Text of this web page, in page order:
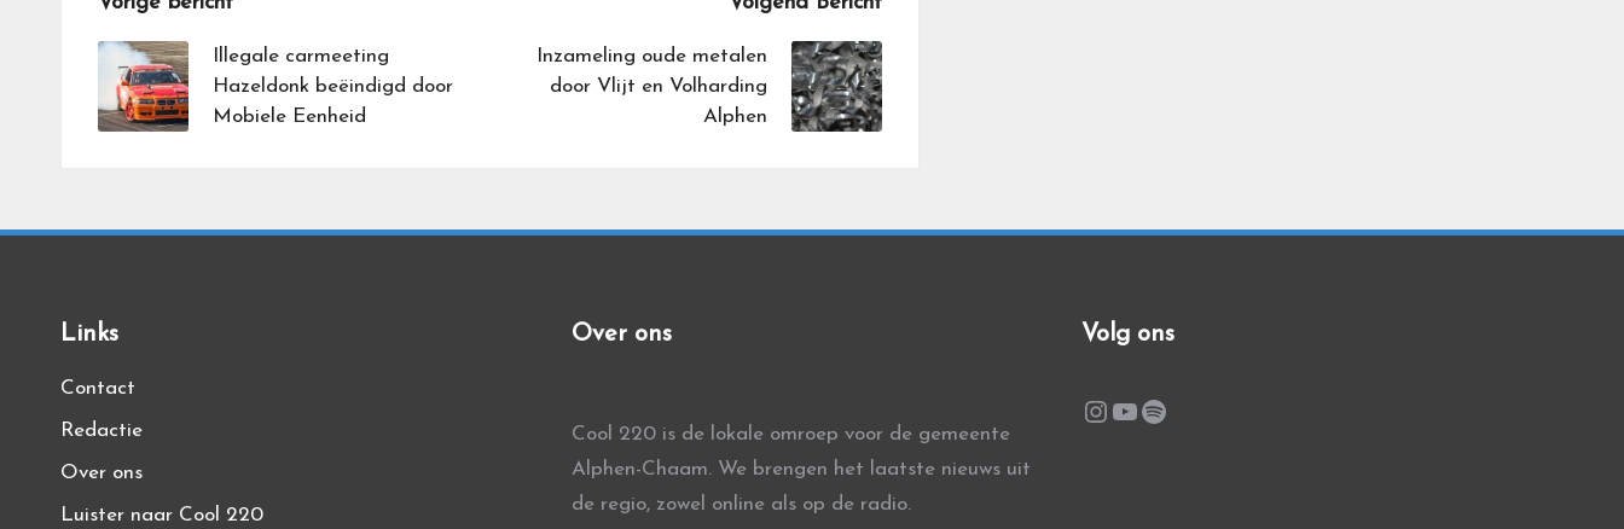
Bericht
navigatieIllegale carmeeting
Hazeldonk beëindigd door
Mobiele Eenheid
Inzameling oude metalen
door Vlijt en Volharding
Alphen
Links
Contact
Redactie
Over ons
Luister naar Cool 220
Over ons
Cool 220 is de lokale omroep voor de gemeente
Alphen-Chaam. We brengen het laatste nieuws uit
de regio, zowel online als op de radio.
Volg ons
Instagram
YouTube
Spotify